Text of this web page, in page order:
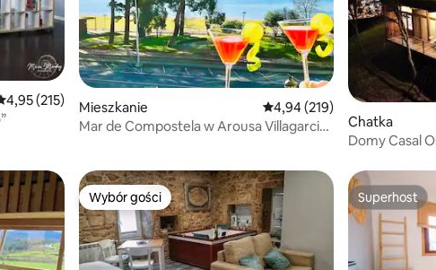
ocena: 4,95 na 5, liczba recenzji: 215
4,95 (215)
Mieszkanie Średnia ocena: 4,94 na 5,
4,94 (219)
Mar de Compostela w Arousa Villagarcia
Chatka
Domy Casal
Wybór gości
Wybór gości Superhost
Superhost